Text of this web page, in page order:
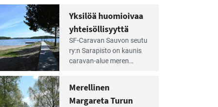
käyttöön­sä osan kunnan
viiden hehtaarin
virkistysalueesta.
Yksilöä huomioivaa
yhteisöllisyyttä
SF-Caravan Sauvon seutu
ry:n Sarapisto on kaunis
caravan-alue meren
on 130 sähköllä
varustettua caravan-paik­
Merellinen
Margareta Turun